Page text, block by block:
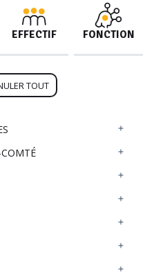
EFFECTIF FONCTION
TOUT